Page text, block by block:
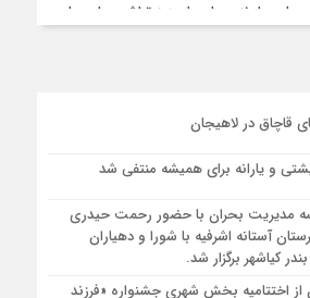
از لاهیجان یا هزینه‌تراشی برای چای
تشییع پیکر مطهر آقای شهید ایران – مشهد
آقای شهید ایران – مشهد
قاچاق در لاهیجان
و یارانه برای همیشه منتفی شد
مدیریت بحران با حضور رحمت حیدری
آستانه اشرفیه با شورا و دهیاران
کیاشهر برگزار شد.
از اختتامیه بخش شهری جشنواره «فرزند